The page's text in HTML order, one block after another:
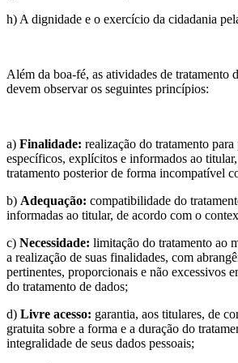
h) A dignidade e o exercício da cidadania
Além da boa-fé, as atividades de tratamento
devem observar os seguintes princípios:
a) Finalidade: realização do tratamento
específicos, explícitos e informados ao
tratamento posterior de forma incompatível
b) Adequação: compatibilidade do
informadas ao titular, de acordo com o
c) Necessidade: limitação do tratamento ao
a realização de suas finalidades, com
pertinentes, proporcionais e não excessivos
do tratamento de dados;
d) Livre acesso: garantia, aos titulares, de
gratuita sobre a forma e a duração do
integralidade de seus dados pessoais;